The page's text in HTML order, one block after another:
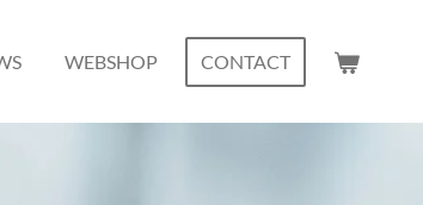
WEBSHOP CONTACT